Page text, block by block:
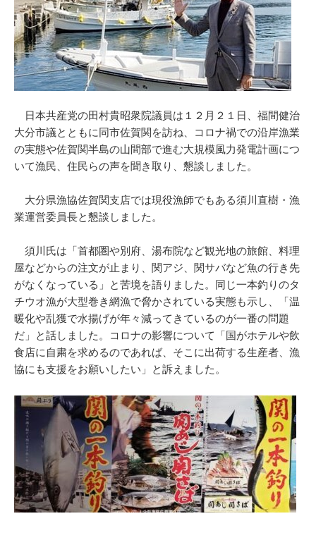
日本共産党の田村貴昭衆院議員は１２月２１日、福間健治
大分市議とともに同市佐賀関を訪ね、コロナ禍での沿岸漁業
の実態や佐賀関半島の山間部で進む大規模風力発電計画につ
いて漁民、住民らの声を聞き取り、懇談しました。
大分県漁協佐賀関支店では現役漁師でもある須川直樹・漁
業運営委員長と懇談しました。
須川氏は「首都圏や別府、湯布院など観光地の旅館、料理
屋などからの注文が止まり、関アジ、関サバなど魚の行き先
がなくなっている」と苦境を語りました。同じ一本釣りのタ
チウオ漁が大型巻き網漁で脅かされている実態も示し、「温
暖化や乱獲で水揚げが年々減ってきているのが一番の問題
だ」と話しました。コロナの影響について「国がホテルや飲
食店に自粛を求めるのであれば、そこに出荷する生産者、漁
協にも支援をお願いしたい」と訴えました。